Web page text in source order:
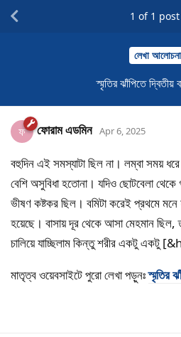
লেখা আলোচনা
স্মৃতির ঝাঁপিতে দ্বিতীয়
1 of 1 post
ফ ফোরাম এডমিন Apr 6, 2025
বহুদিন এই সমস্যাটা ছিল না। লম্বা সময়
বেশি অসুবিধা হতোনা। যদিও ছোটবেলা
ভীষণ কষ্টকর ছিল। বমিটা করেই প্রথমে
হয়েছে। বাসায় দূর থেকে আসা মেহমান ছিল,
চালিয়ে যাচ্ছিলাম কিন্তু শরীর একটু একটু
মাতৃত্ব ওয়েবসাইটে পুরো লেখা পড়ুনঃস্মৃতির